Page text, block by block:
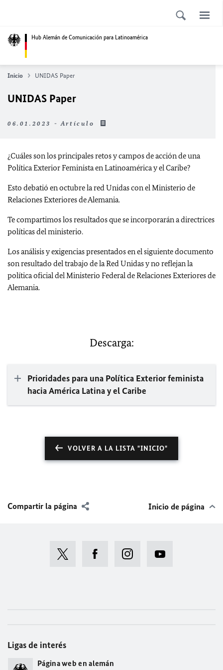
Hub Alemán de Comunicación para Latinoamérica
Inicio UNIDAS Paper
UNIDAS Paper
06.01.2023 - Artículo
¿Cuáles son los principales retos y campos de acción de una
Política Exterior Feminista en Latinoamérica y el Caribe?
Esto debatió en octubre la red Unidas con el Ministerio de
Relaciones Exteriores de Alemania.
Te compartimos los resultados que se incorporarán a directrices
políticas del ministerio.
Los análisis y exigencias presentados en el siguiente documento
son resultado del trabajo de la Red Unidas y no reflejan la
política oficial del Ministerio Federal de Relaciones Exteriores de
Alemania.
Descarga:
Prioridades para una Política Exterior feminista
hacia América Latina y el Caribe
VOLVER A LA LISTA "INICIO"
Compartir la página Inicio de página
Ligas de interés
Página web en alemán